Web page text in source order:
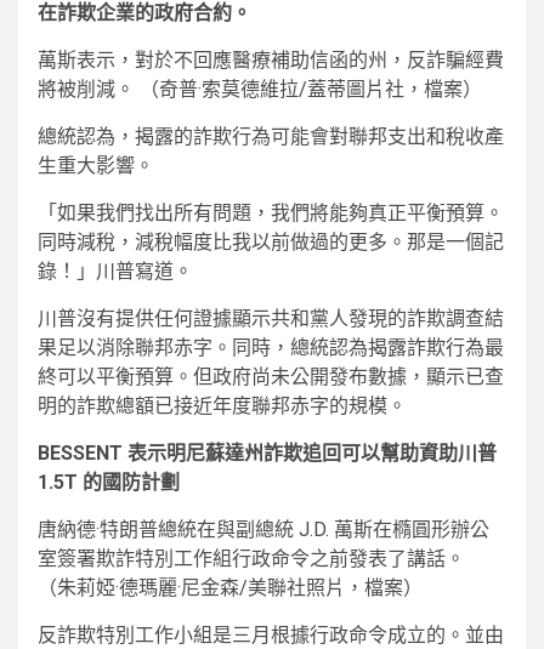
在詐欺企業的政府合約。
萬斯表示，對於不回應醫療補助信函的州，反詐騙經費
將被削減。
（奇普·索莫德維拉/蓋蒂圖片社，檔案）
總統認為，揭露的詐欺行為可能會對聯邦支出和稅收產
生重大影響。
「如果我們找出所有問題，我們將能夠真正平衡預算。
同時減稅，減稅幅度比我以前做過的更多。那是一個記
錄！」川普寫道。
川普沒有提供任何證據顯示共和黨人發現的詐欺調查結
果足以消除聯邦赤字。同時，總統認為揭露詐欺行為最
終可以平衡預算。但政府尚未公開發布數據，顯示已查
明的詐欺總額已接近年度聯邦赤字的規模。
BESSENT 表示明尼蘇達州詐欺追回可以幫助資助川普
1.5T 的國防計劃
唐納德·特朗普總統在與副總統 J.D. 萬斯在橢圓形辦公
室簽署欺詐特別工作組行政命令之前發表了講話。
（朱莉婭·德瑪麗·尼金森/美聯社照片，檔案）
反詐欺特別工作小組是三月根據行政命令成立的。並由